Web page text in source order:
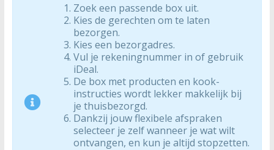
Zoek een passende box uit.
Kies de gerechten om te laten
bezorgen.
Kies een bezorgadres.
Vul je rekeningnummer in of gebruik
iDeal.
De box met producten en kook-
instructies wordt lekker makkelijk bij
je thuisbezorgd.
Dankzij jouw flexibele afspraken
selecteer je zelf wanneer je wat wilt
ontvangen, en kun je altijd stopzetten.